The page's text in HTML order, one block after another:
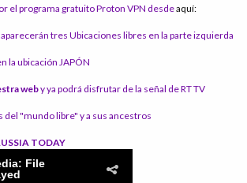
el programa gratuito Proton VPN desdeaquí:
tres Ubicaciones libres en la parte izquierda
la ubicación JAPÓN
weby ya podrá disfrutar de la señal de RT TV
del "mundo libre" y a sus ancestros
TODAY